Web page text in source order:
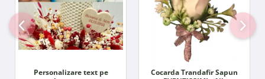
Personalizare text pe
Cocarda Trandafir Sapun